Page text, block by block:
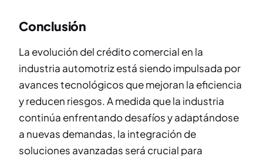
Conclusión
La evolución del crédito comercial en la
industria automotriz está siendo impulsada por
avances tecnológicos que mejoran la eficiencia
y reducen riesgos. A medida que la industria
continúa enfrentando desafíos y adaptándose
a nuevas demandas, la integración de
soluciones avanzadas será crucial para